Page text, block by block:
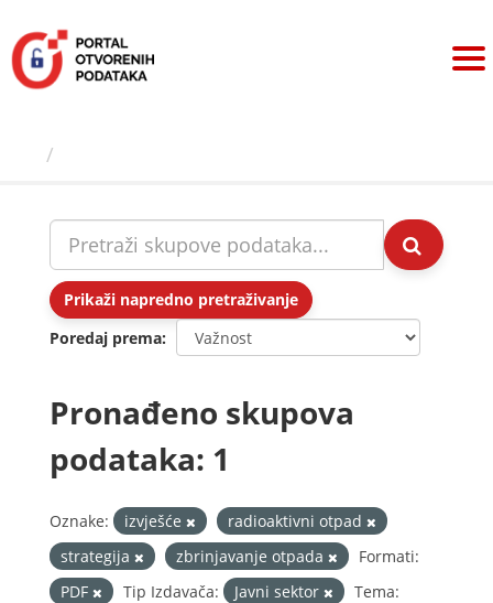
sadržaj
Prikaži napredno pretraživanje
Poredaj prema
Pronađeno skupova
podataka: 1
Oznake: izvješće
radioaktivni otpad
strategija
zbrinjavanje otpada
Formati:
PDF
Tip Izdavača: Javni sektor
Tema: